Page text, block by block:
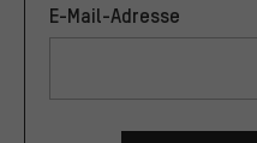
E-Mail-Adresse